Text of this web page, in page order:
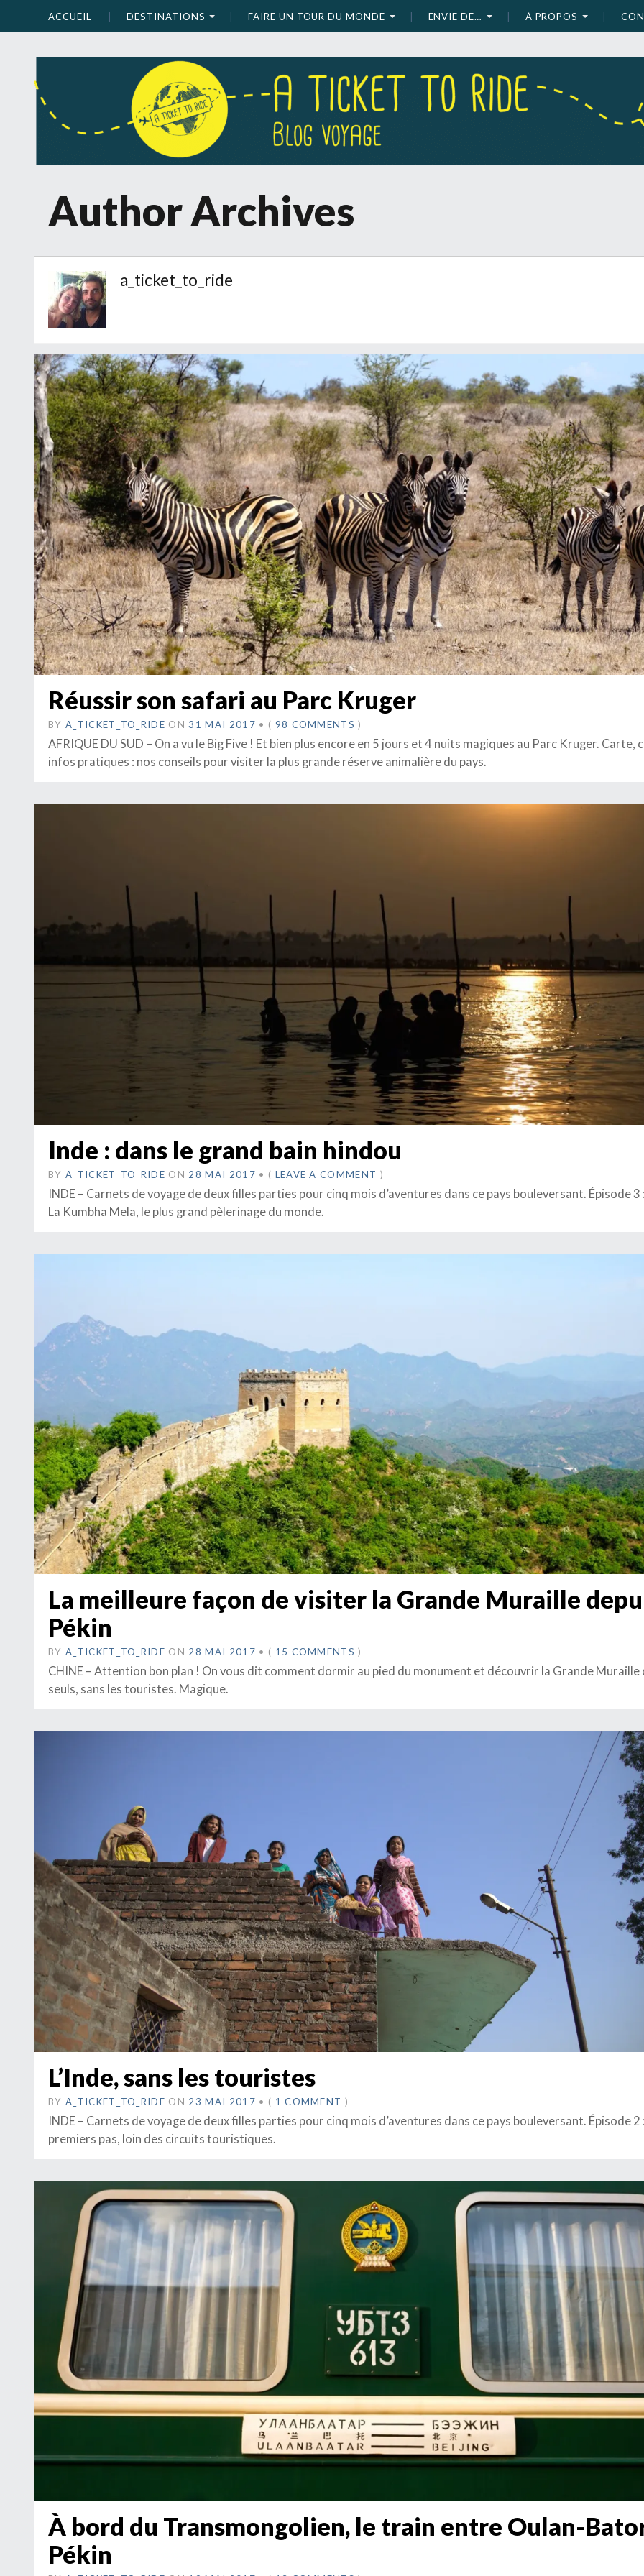
ACCUEIL DESTINATIONS FAIRE UN TOUR DU MONDE ENVIE DE… À PROPOS
Author Archives
a_ticket_to_ride
Réussir son safari au Parc Kruger
BY A_TICKET_TO_RIDE ON 31 MAI 2017 • ( 98 COMMENTS )
AFRIQUE DU SUD – On a vu le Big Five ! Et bien plus encore en 5 jours et 4 nuits magiques au Parc Kruger. Carte,
infos pratiques : nos conseils pour visiter la plus grande réserve animalière du pays.
Inde : dans le grand bain hindou
BY A_TICKET_TO_RIDE ON 28 MAI 2017 • ( LEAVE A COMMENT )
INDE – Carnets de voyage de deux filles parties pour cinq mois d’aventures dans ce pays bouleversant. Épisode 3
La Kumbha Mela, le plus grand pèlerinage du monde.
La meilleure façon de visiter la Grande Muraille
Pékin
BY A_TICKET_TO_RIDE ON 28 MAI 2017 • ( 15 COMMENTS )
CHINE – Attention bon plan ! On vous dit comment dormir au pied du monument et découvrir la Grande Muraille
seuls, sans les touristes. Magique.
L’Inde, sans les touristes
BY A_TICKET_TO_RIDE ON 23 MAI 2017 • ( 1 COMMENT )
INDE – Carnets de voyage de deux filles parties pour cinq mois d’aventures dans ce pays bouleversant. Épisode 2
premiers pas, loin des circuits touristiques.
À bord du Transmongolien, le train entre Oulan-
Pékin